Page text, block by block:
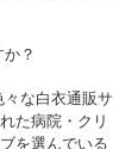
？
な白衣通販サ
た病院・クリ
を選んでいる